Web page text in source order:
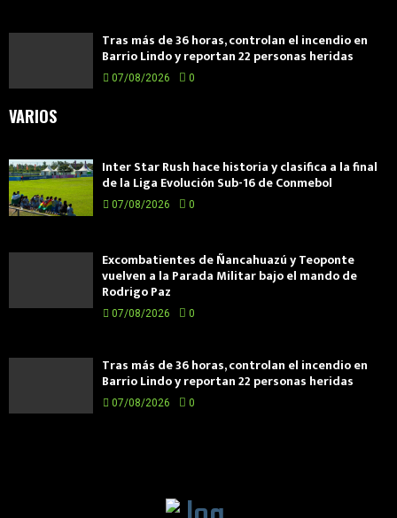
Tras más de 36 horas, controlan el incendio en
Barrio Lindo y reportan 22 personas heridas
07/08/2026 0
VARIOS
Inter Star Rush hace historia y clasifica a la final
de la Liga Evolución Sub-16 de Conmebol
07/08/2026 0
Excombatientes de Ñancahuazú y Teoponte
vuelven a la Parada Militar bajo el mando de
Rodrigo Paz
07/08/2026 0
Tras más de 36 horas, controlan el incendio en
Barrio Lindo y reportan 22 personas heridas
07/08/2026 0